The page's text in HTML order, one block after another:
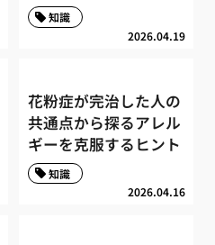
2026.04.19
知識
花粉症が完治した人の
共通点から探るアレル
ギーを克服するヒント
2026.04.16
知識